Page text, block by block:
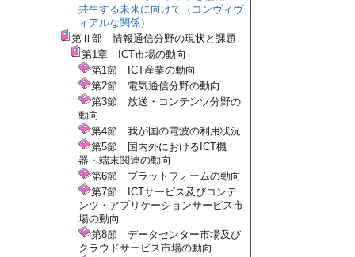
共生する未来に向けて（コンヴィヴ
ィアルな関係）
第Ⅱ部 情報通信分野の現状と課題
第1章 ICT市場の動向
第1節 ICT産業の動向
第2節 電気通信分野の動向
第3節 放送・コンテンツ分野の
動向
第4節 我が国の電波の利用状況
第5節 国内外におけるICT機
器・端末関連の動向
第6節 プラットフォームの動向
第7節 ICTサービス及びコンテ
ンツ・アプリケーションサービス市
場の動向
第8節 データセンター市場及び
クラウドサービス市場の動向